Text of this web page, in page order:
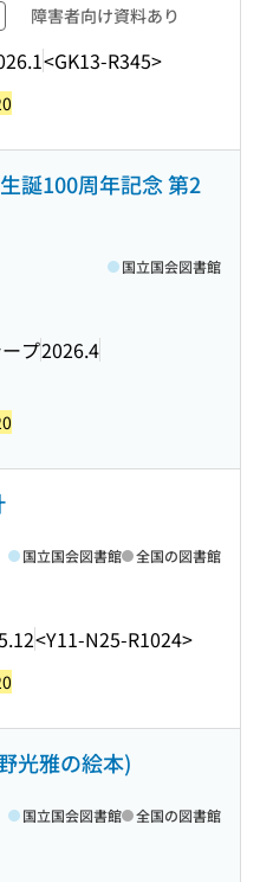
障害者向け資料あり
<GK13-R345>
誕100周年記念 第2
プ2026.4
国立国会図書館
<Y11-N25-R1024>
国立国会図書館 全国の図書館
光雅の絵本)
国立国会図書館 全国の図書館